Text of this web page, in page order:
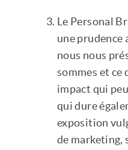
Le Personal
une prudence
nous nous
sommes et ce
impact qui
qui dure
exposition
de marketing,